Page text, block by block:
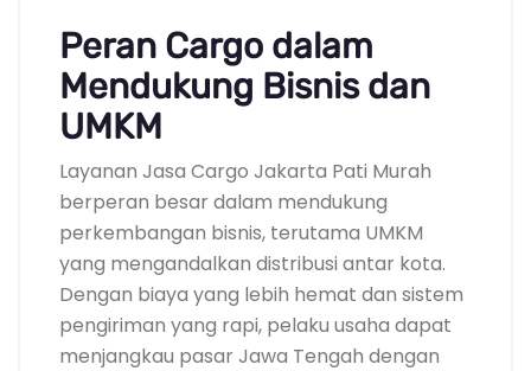
Peran Cargo dalam
Mendukung Bisnis dan
UMKM
Layanan Jasa Cargo Jakarta Pati Murah
berperan besar dalam mendukung
perkembangan bisnis, terutama UMKM
yang mengandalkan distribusi antar kota.
Dengan biaya yang lebih hemat dan sistem
pengiriman yang rapi, pelaku usaha dapat
menjangkau pasar Jawa Tengah dengan